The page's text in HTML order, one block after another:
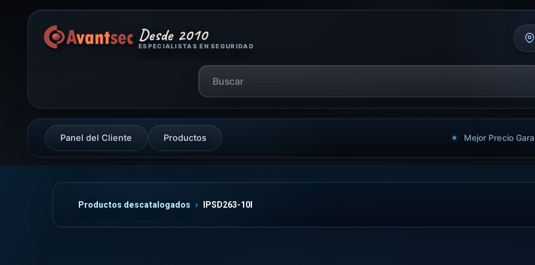
Desde 2010
ESPECIALISTAS EN SEGURIDAD
Panel del Cliente Productos Mejor Precio
Productos descatalogados IPSD263-10I